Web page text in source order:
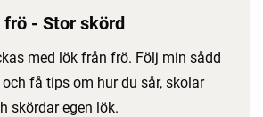
- Stor skörd
med lök från frö. Följ min sådd
få tips om hur du sår, skolar
skördar egen lök.